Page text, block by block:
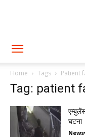
Home Tags Patient
Tag: patient
घटना